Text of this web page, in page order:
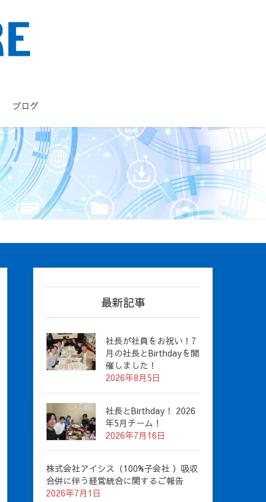
ブログ
最新記事
社長が社員をお祝い！7
月の社長とBirthdayを開
催しました！
2026年8月5日
社長とBirthday！ 2026
年5月チーム！
2026年7月16日
株式会社アイシス（100%子会社 ）吸収
合併に伴う経営統合に関するご報告
2026年7月1日